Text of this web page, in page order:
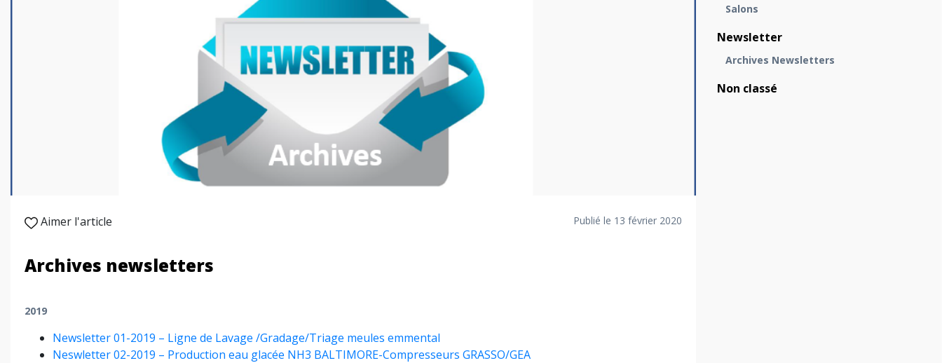
Aimer l'article Publié le 13 février 2020
Archives newsletters
2019
Newsletter 01-2019 – Ligne de Lavage /Gradage/Triage meules emmental
Neswletter 02-2019 – Production eau glacée NH3 BALTIMORE-Compresseurs GRASSO/GEA
Salons
Newsletter
Archives Newsletters
Non classé